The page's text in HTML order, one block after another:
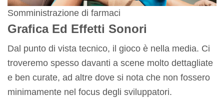
Somministrazione di farmaci
Grafica Ed Effetti Sonori
Dal punto di vista tecnico, il gioco è nella media. Ci
troveremo spesso davanti a scene molto dettagliate
e ben curate, ad altre dove si nota che non fossero
minimamente nel focus degli sviluppatori.